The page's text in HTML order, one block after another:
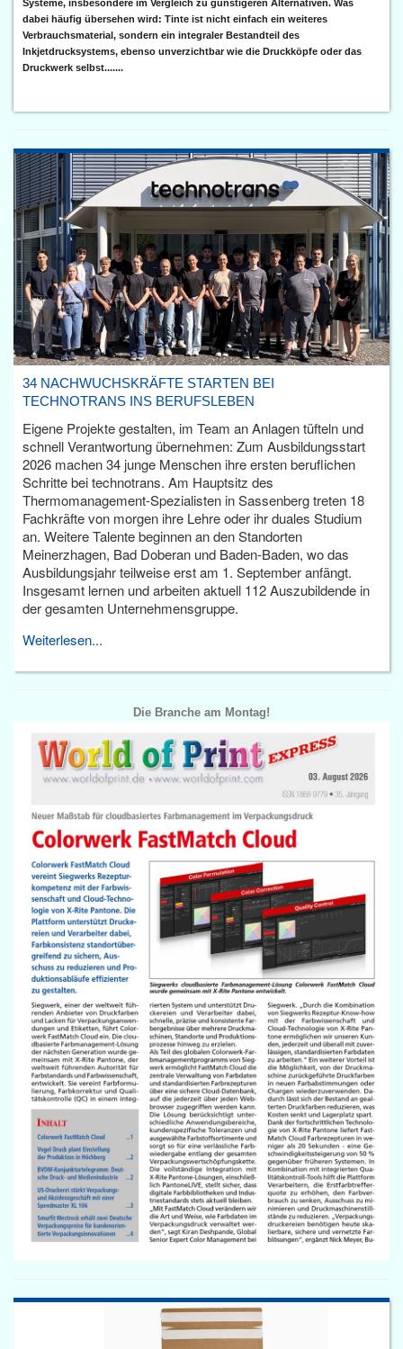
Systeme, insbesondere im Vergleich zu günstigeren Alternativen. Was
dabei häufig übersehen wird: Tinte ist nicht einfach ein weiteres
Verbrauchsmaterial, sondern ein integraler Bestandteil des
Inkjetdrucksystems, ebenso unverzichtbar wie die Druckköpfe oder das
Druckwerk selbst.......
34 NACHWUCHSKRÄFTE STARTEN BEI
TECHNOTRANS INS BERUFSLEBEN
Eigene Projekte gestalten, im Team an Anlagen tüfteln und
schnell Verantwortung übernehmen: Zum Ausbildungsstart
2026 machen 34 junge Menschen ihre ersten beruflichen
Schritte bei technotrans. Am Hauptsitz des
Thermomanagement-Spezialisten in Sassenberg treten 18
Fachkräfte von morgen ihre Lehre oder ihr duales Studium
an. Weitere Talente beginnen an den Standorten
Meinerzhagen, Bad Doberan und Baden-Baden, wo das
Ausbildungsjahr teilweise erst am 1. September anfängt.
Insgesamt lernen und arbeiten aktuell 112 Auszubildende in
der gesamten Unternehmensgruppe.
Weiterlesen...
Die Branche am Montag!